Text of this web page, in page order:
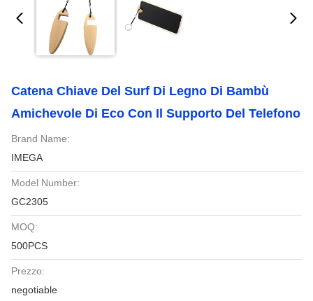
Catena Chiave Del Surf Di Legno Di Bambù
Amichevole Di Eco Con Il Supporto Del Telefono
Brand Name:
IMEGA
Model Number:
GC2305
MOQ:
500PCS
Prezzo:
negotiable